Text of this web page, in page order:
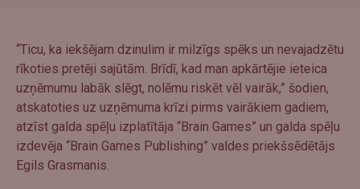
“Ticu, ka iekšējam dzinulim ir milzīgs spēks un nevajadzētu
rīkoties pretēji sajūtām. Brīdī, kad man apkārtējie ieteica
uzņēmumu labāk slēgt, nolēmu riskēt vēl vairāk,” šodien,
atskatoties uz uzņēmuma krīzi pirms vairākiem gadiem,
atzīst galda spēļu izplatītāja “Brain Games” un galda spēļu
izdevēja “Brain Games Publishing” valdes priekšsēdētājs
Egils Grasmanis.